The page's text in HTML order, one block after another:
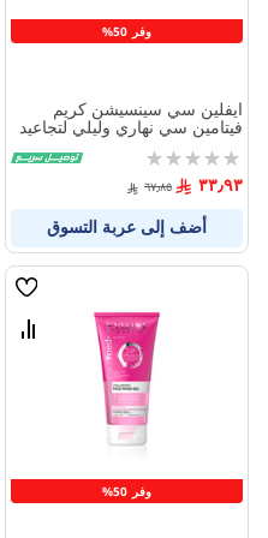
وفر 50%
ايفلين سي سينسيشن كريم
فيتامين سي نهاري وليلي لتجاعيد
البشرة 50 مل
Rating:
0%
٣٣٫٩٣ ٦٧٫٨٥
أضف إلى عربة التسوق
وفر 50%
قائمة
قارن